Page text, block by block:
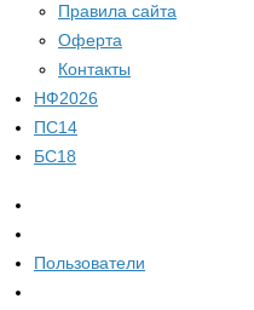
Правила сайта
Оферта
Контакты
НФ2026
ПС14
БС18
Пользователи